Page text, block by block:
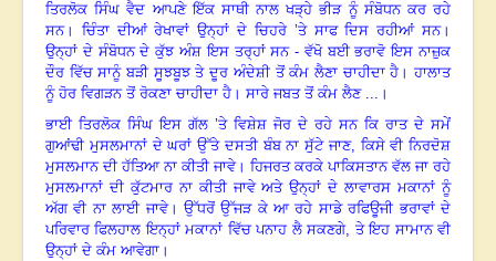
ਤਿਰਲੋਕ ਸਿੰਘ ਵੈਦ ਆਪਣੇ ਇੱਕ ਸਾਥੀ ਨਾਲ ਖੜ੍ਹੇ ਭੀੜ ਨੂੰ ਸੰਬੋਧਨ ਕਰ ਰਹੇ
ਸਨ। ਚਿੰਤਾ ਦੀਆਂ ਰੇਖਾਵਾਂ ਉਨ੍ਹਾਂ ਦੇ ਚਿਹਰੇ ’ਤੇ ਸਾਫ ਦਿਸ ਰਹੀਆਂ ਸਨ।
ਉਨ੍ਹਾਂ ਦੇ ਸੰਬੋਧਨ ਦੇ ਕੁੱਝ ਅੰਸ਼ ਇਸ ਤਰ੍ਹਾਂ ਸਨ- ਵੱਖੋ ਬਈ ਭਰਾਵੋ ਇਸ ਨਾਜ਼ੁਕ
ਦੌਰ ਵਿੱਚ ਸਾਨੂੰ ਬੜੀ ਸੂਝਬੂਝ ਤੇ ਦੂਰ ਅੰਦੇਸ਼ੀ ਤੋਂ ਕੰਮ ਲੈਣਾ ਚਾਹੀਦਾ ਹੈ। ਹਾਲਾਤ
ਨੂੰ ਹੋਰ ਵਿਗੜਨ ਤੋਂ ਰੋਕਣਾ ਚਾਹੀਦਾ ਹੈ। ਸਾਰੇ ਜਬਤ ਤੋਂ ਕੰਮ ਲੈਣ ... ।
ਭਾਈ ਤਿਰਲੋਕ ਸਿੰਘ ਇਸ ਗੱਲ ’ਤੇ ਵਿਸ਼ੇਸ਼ ਜੋਰ ਦੇ ਰਹੇ ਸਨ ਕਿ ਰਾਤ ਦੇ ਸਮੇਂ
ਗੁਆਂਢੀ ਮੁਸਲਮਾਨਾਂ ਦੇ ਘਰਾਂ ਉੱਤੇ ਦਸਤੀ ਬੰਬ ਨਾ ਸੁੱਟੇ ਜਾਣ, ਕਿਸੇ ਵੀ ਨਿਰਦੋਸ਼
ਮੁਸਲਮਾਨ ਦੀ ਹੱਤਿਆ ਨਾ ਕੀਤੀ ਜਾਵੇ। ਹਿਜਰਤ ਕਰਕੇ ਪਾਕਿਸਤਾਨ ਵੱਲ ਜਾ ਰਹੇ
ਮੁਸਲਮਾਨਾਂ ਦੀ ਕੁੱਟਮਾਰ ਨਾ ਕੀਤੀ ਜਾਵੇ ਅਤੇ ਉਨ੍ਹਾਂ ਦੇ ਲਾਵਾਰਸ ਮਕਾਨਾਂ ਨੂੰ
ਅੱਗ ਵੀ ਨਾ ਲਾਈ ਜਾਵੇ। ਉੱਧਰੋਂ ਉੱਜੜ ਕੇ ਆ ਰਹੇ ਸਾਡੇ ਰਫਿਊਜੀ ਭਰਾਵਾਂ ਦੇ
ਪਰਿਵਾਰ ਫਿਲਹਾਲ ਇਨ੍ਹਾਂ ਮਕਾਨਾਂ ਵਿੱਚ ਪਨਾਹ ਲੈ ਸਕਣਗੇ, ਤੇ ਇਹ ਸਾਮਾਨ ਵੀ
ਉਨ੍ਹਾਂ ਦੇ ਕੰਮ ਆਵੇਗਾ।